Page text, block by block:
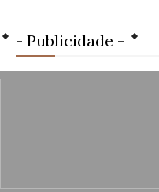
- Publicidade -